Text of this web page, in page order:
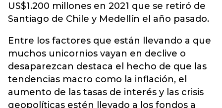
US$1.200 millones en 2021 que se retiró de
Santiago de Chile y Medellín el año pasado.
Entre los factores que están llevando a que
muchos unicornios vayan en declive o
desaparezcan destaca el hecho de que las
tendencias macro como la inflación, el
aumento de las tasas de interés y las crisis
geopolíticas estén llevado a los fondos a